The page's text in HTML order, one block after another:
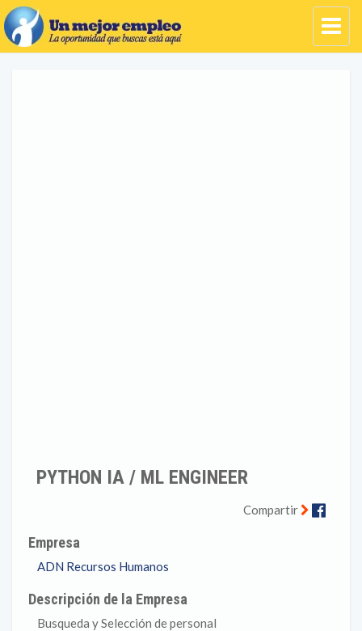
PYTHON IA / ML ENGINEER
Compartir
Empresa
ADN Recursos Humanos
Descripción de la Empresa
Busqueda y Selección de personal